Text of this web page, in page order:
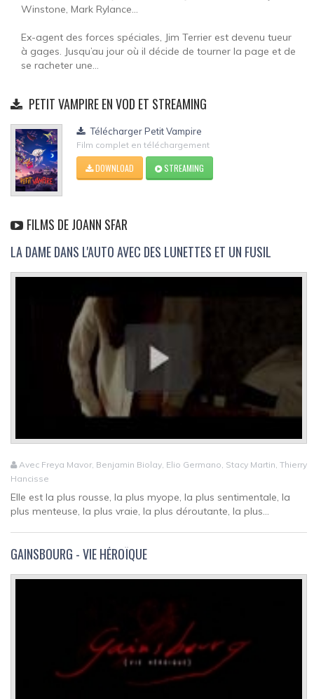
Winstone, Mark Rylance...
Ex-agent des forces spéciales, Jim Terrier est devenu tueur
à gages. Jusqu’au jour où il décide de tourner la page et de
se racheter une...
PETIT VAMPIRE EN VOD ET STREAMING
Télécharger Petit Vampire
Film complet en téléchargement
DOWNLOAD STREAMING
FILMS DE JOANN SFAR
LA DAME DANS L'AUTO AVEC DES LUNETTES ET UN FUSIL
Avec Freya Mavor, Benjamin Biolay, Elio Germano, Stacy Martin, Thierry
Hancisse
Elle est la plus rousse, la plus myope, la plus sentimentale, la
plus menteuse, la plus vraie, la plus déroutante, la plus...
GAINSBOURG - VIE HÉROÏQUE